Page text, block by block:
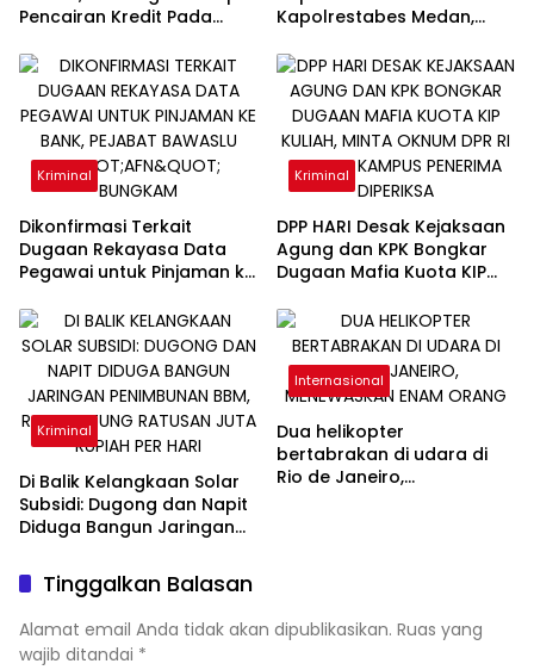
Pencairan Kredit Pada
Hasmina Ditangkap Oleh
Tim Intelijen Kejati Sumut Di
Jakarta
Kapolrestabes Medan,
Menindak Tegas Gudang
Solar Subsidi Napit dan
Dugong
Kriminal
Dikonfirmasi Terkait
Dugaan Rekayasa Data
Pegawai untuk Pinjaman ke
“AFN” Bungkam
Kriminal
DPP HARI Desak Kejaksaan
Agung dan KPK Bongkar
Dugaan Mafia Kuota KIP
hingga Kampus Penerima
Diperiksa
Kriminal
Di Balik Kelangkaan Solar
Subsidi: Dugong dan Napit
Diduga Bangun Jaringan
Untung Ratusan Juta
Rupiah per Hari
Internasional
Dua helikopter
bertabrakan di udara di
Rio de Janeiro,
Tinggalkan Balasan
Alamat email Anda tidak akan dipublikasikan. Ruas yang
wajib ditandai *